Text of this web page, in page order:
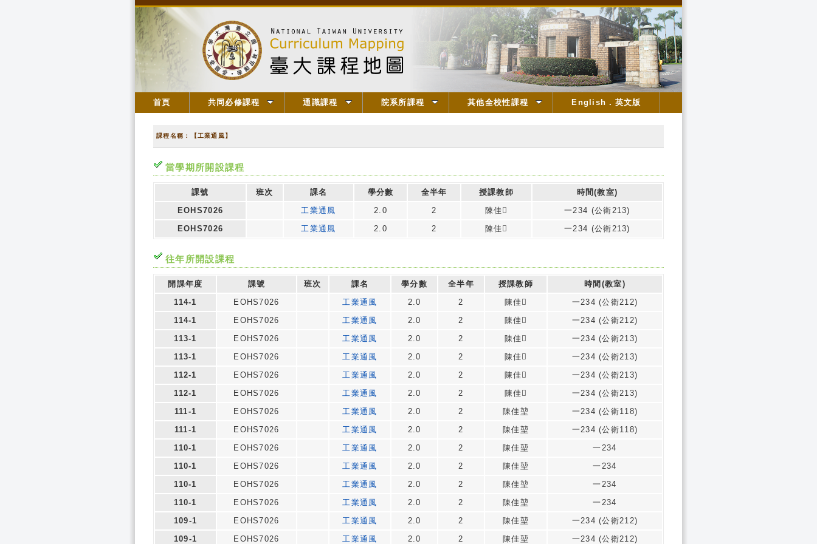
首頁 共同必修課程 通識課程 院系所課程 其他全校性課程 English．英文版
課程名稱：【工業通風】
當學期所開設課程
課號 班次 課名 學分數 全半年 授課教師
時間(教室)
EOHS7026
工業通風 2.0 2 陳佳
一234 (公衛213)
EOHS7026
工業通風 2.0 2 陳佳 一234 (公衛213)
往年所開設課程
開課年度 課號 班次 課名 學分數 全半年 授課教師
時間(教室)
114-1
EOHS7026 工業通風 2.0 2 陳佳
一234 (公衛212)
114-1
EOHS7026 工業通風 2.0 2 陳佳
一234 (公衛212)
113-1
EOHS7026 工業通風 2.0 2 陳佳
一234 (公衛213)
113-1
EOHS7026 工業通風 2.0 2 陳佳
一234 (公衛213)
112-1
EOHS7026 工業通風 2.0 2 陳佳
一234 (公衛213)
112-1
EOHS7026 工業通風 2.0 2 陳佳
一234 (公衛213)
111-1
EOHS7026 工業通風 2.0 2 陳佳堃
一234 (公衛118)
111-1
EOHS7026 工業通風 2.0 2 陳佳堃
一234 (公衛118)
110-1
EOHS7026 工業通風 2.0 2 陳佳堃
一234
110-1
EOHS7026 工業通風 2.0 2 陳佳堃
一234
110-1
EOHS7026 工業通風 2.0 2 陳佳堃
一234
110-1
EOHS7026 工業通風 2.0 2 陳佳堃
一234
109-1
EOHS7026 工業通風 2.0 2 陳佳堃
一234 (公衛212)
109-1
EOHS7026 工業通風 2.0 2 陳佳堃 一234 (公衛212)